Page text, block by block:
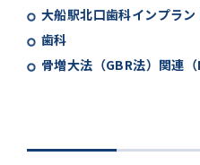
大船駅北口歯科インプラン
歯科
骨増大法（GBR法）関連（